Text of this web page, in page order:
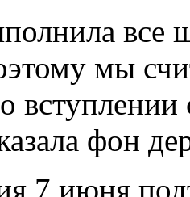
все
мы
фон
7 июня